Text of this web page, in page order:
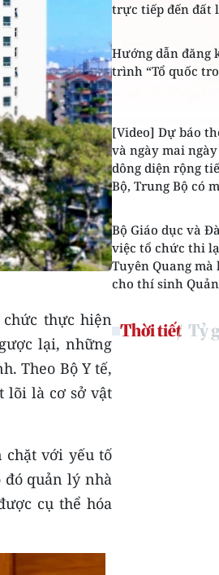
thực hiện
lại, những
Theo Bộ Y tế,
lõi là cơ sở vật
chặt với yếu tố
quản lý nhà
cụ thể hóa
trực tiếp đến đất
Hướng dẫn đăng
trình “Tổ quốc
[Video] Dự báo
và ngày mai ngày
dông diện rộng
Bộ, Trung Bộ có
Bộ Giáo dục và
việc tổ chức thi
Tuyên Quang mà
cho thí sinh
Thời tiết Tỷ